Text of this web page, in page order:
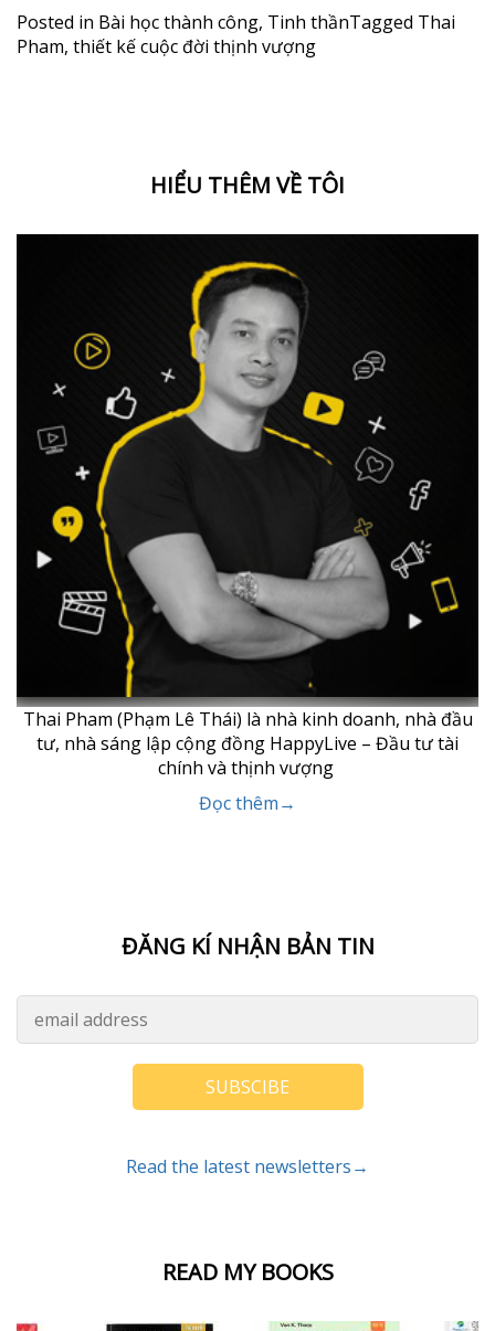
READ MY BOOKS
Posted in Bài học thành công, Tinh thầnTagged Thai
Pham, thiết kế cuộc đời thịnh vượng
HIỂU THÊM VỀ TÔI
Thai Pham (Phạm Lê Thái) là nhà kinh doanh, nhà đầu
tư, nhà sáng lập cộng đồng HappyLive – Đầu tư tài
chính và thịnh vượng
Đọc thêm→
ĐĂNG KÍ NHẬN BẢN TIN
SUBSCIBE
Read the latest newsletters→